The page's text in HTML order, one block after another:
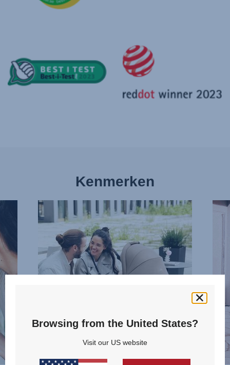
Kenmerken
SLANK
VAN
ONTWERP,
van
13
Browsing from the United States?
Visit our US website